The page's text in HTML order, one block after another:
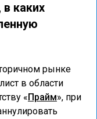
каких
рынке
в области
«Прайм», при